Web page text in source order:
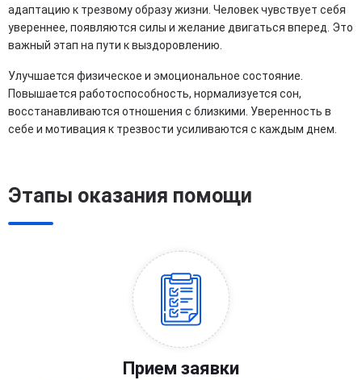
адаптацию к трезвому образу жизни. Человек чувствует себя
увереннее, появляются силы и желание двигаться вперед. Это
важный этап на пути к выздоровлению.
Улучшается физическое и эмоциональное состояние.
Повышается работоспособность, нормализуется сон,
восстанавливаются отношения с близкими. Уверенность в
себе и мотивация к трезвости усиливаются с каждым днем.
Этапы оказания помощи
Прием заявки